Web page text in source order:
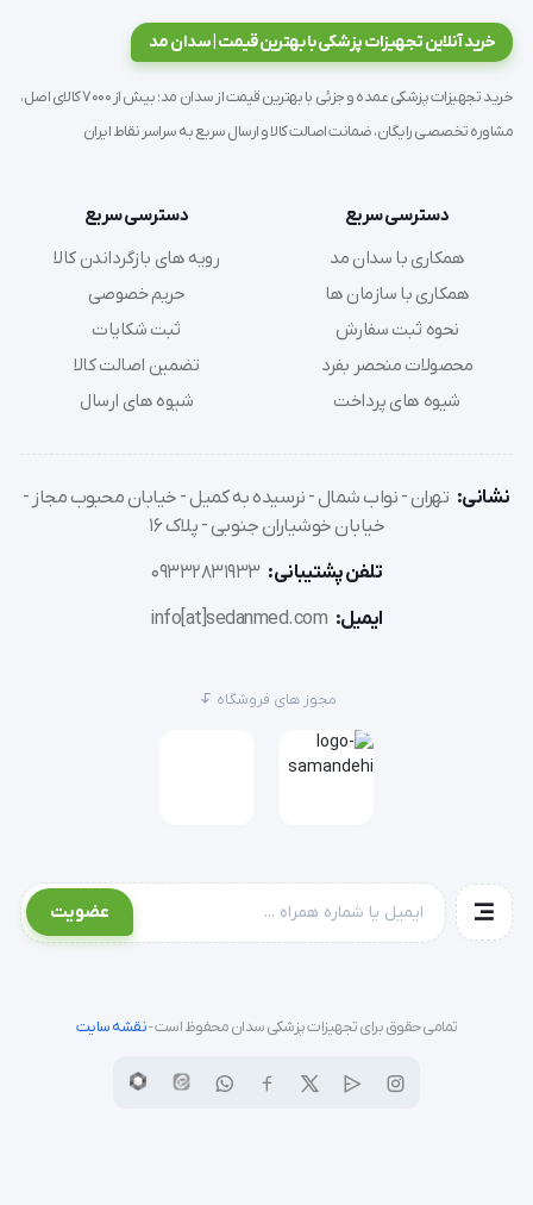
خرید آنلاین تجهیزات پزشکی با بهترین قیمت | سدان مد
خرید تجهیزات پزشکی عمده و جزئی با بهترین قیمت از سدان مد؛ بیش از 7000 کالای اصل،
مشاوره تخصصی رایگان، ضمانت اصالت کالا و ارسال سریع به سراسر نقاط ایران
دسترسی سریع
همکاری با سدان مد
همکاری با سازمان ها
نحوه ثبت سفارش
محصولات منحصر بفرد
شیوه های پرداخت
دسترسی سریع
رویه های بازگرداندن کالا
حریم خصوصی
ثبت شکایات
تضمین اصالت کالا
شیوه های ارسال
نشانی: تهران - نواب شمال - نرسیده به کمیل - خیابان محبوب مجاز -
خیابان خوشیاران جنوبی - پلاک 16
تلفن پشتیبانی: 09332831933
ایمیل: info[at]sedanmed.com
مجوز های فروشگاه
عضویت
تمامی حقوق برای تجهیزات پزشکی سدان محفوظ است -نقشه سایت